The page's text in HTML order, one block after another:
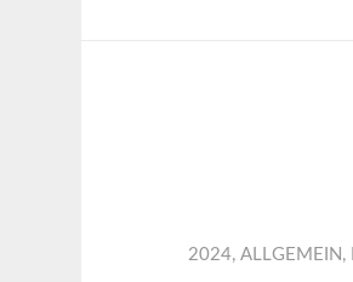
2024, ALLGEMEIN ,